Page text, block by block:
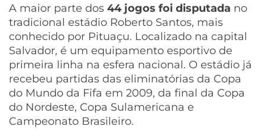
A maior parte dos 44 jogos foi disputada no
tradicional estádio Roberto Santos, mais
conhecido por Pituaçu. Localizado na capital
Salvador, é um equipamento esportivo de
primeira linha na esfera nacional. O estádio já
recebeu partidas das eliminatórias da Copa
do Mundo da Fifa em 2009, da final da Copa
do Nordeste, Copa Sulamericana e
Campeonato Brasileiro.